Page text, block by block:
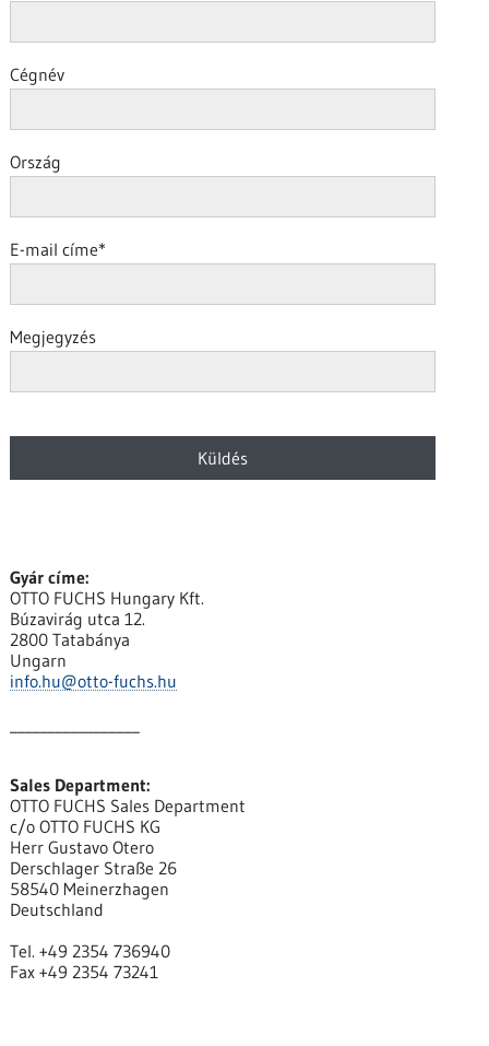
Cégnév
Ország
E-mail címe*
Megjegyzés
Gyár címe:
OTTO FUCHS Hungary Kft.
Búzavirág utca 12.
2800 Tatabánya
Ungarn
info.hu@otto-fuchs.hu
Sales Department:
OTTO FUCHS Sales Department
c/o OTTO FUCHS KG
Herr Gustavo Otero
Derschlager Straße 26
58540 Meinerzhagen
Deutschland
Tel. +49 2354 736940
Fax +49 2354 73241